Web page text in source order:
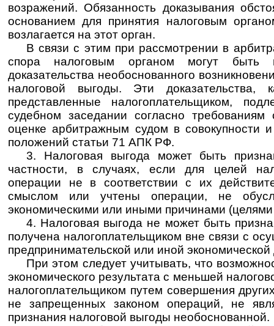
возражений. Обязанность доказывания
основанием для принятия налоговым
возлагается на этот орган.
В связи с этим при рассмотрении в
спора налоговым органом могут быть
доказательства необоснованного
налоговой выгоды. Эти доказательства,
представленные налогоплательщиком,
судебном заседании согласно
оценке арбитражным судом в совокупности
положений статьи 71 АПК РФ.
3. Налоговая выгода может быть
частности, в случаях, если для целей
операции не в соответствии с их
смыслом или учтены операции, не
экономическими или иными причинами (целями
4. Налоговая выгода не может быть
получена налогоплательщиком вне связи с
предпринимательской или иной экономической
При этом следует учитывать, что
экономического результата с меньшей
налогоплательщиком путем совершения
не запрещенных законом операций, не
признания налоговой выгоды необоснованной.